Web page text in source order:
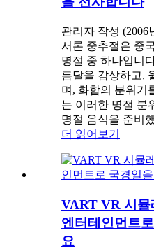
관리자 작성 (2006
서론 중추절은 중
명절 중 하나입니
름달을 감상하고,
며, 화합의 분위기
는 이러한 명절 분
명절 음식을 준비
더 읽어보기
VART VR 시
엔터테인먼트
요